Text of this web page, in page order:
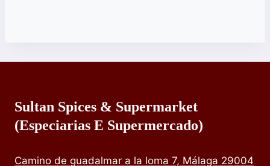
Sultan Spices & Supermarket
(especiarias E Supermercado)
Camino de guadalmar a la loma 7, Málaga 29004